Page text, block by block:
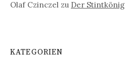
Olaf Czinczel zu Der Stintkönig
KATEGORIEN